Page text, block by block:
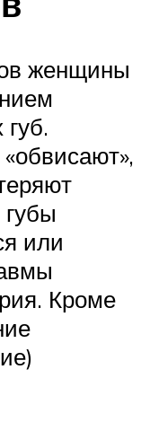
женщины
или
Кроме